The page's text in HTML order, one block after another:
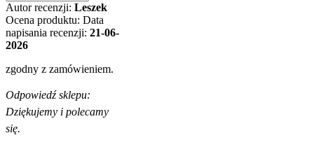
Autor recenzji: Leszek
Ocena produktu: Data
napisania recenzji: 21-06-
2026
zgodny z zamówieniem.
Odpowiedź sklepu:
Dziękujemy i polecamy
się.